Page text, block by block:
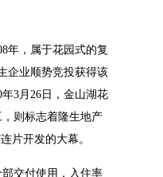
年，属于花园式的复
企业顺势竞投获得该
3⽉26⽇，⾦⼭湖花
则标志着隆⽣地产
⽚开发的⼤幕。
交付使⽤，⼊住率